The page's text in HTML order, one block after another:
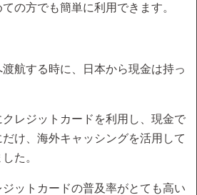
の方でも簡単に利用できます。
航する時に、日本から現金は持っ
レジットカードを利用し、現金で
け、海外キャッシングを活用して
た。
ットカードの普及率がとても高い